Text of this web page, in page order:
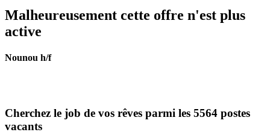
Malheureusement cette offre n'est plus
active
Nounou h/f
Cherchez le job de vos rêves parmi les 5564 postes
vacants